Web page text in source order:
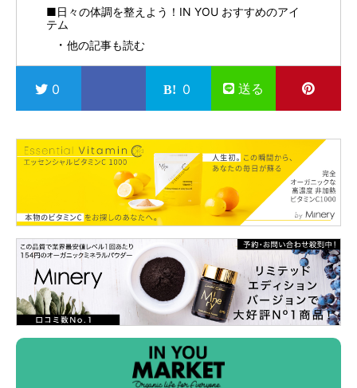
■日々の体調を整えよう！IN YOU おすすめのアイ
テム
他の記事も読む
0 0 送る